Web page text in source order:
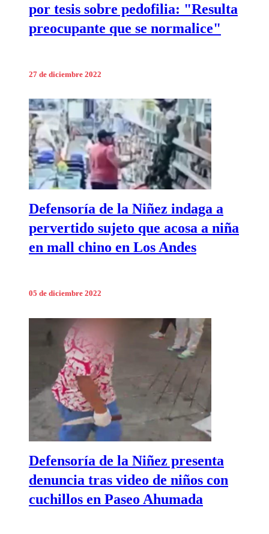
por tesis sobre pedofilia: "Resulta
preocupante que se normalice"
27 de diciembre 2022
Defensoría de la Niñez indaga a
pervertido sujeto que acosa a niña
en mall chino en Los Andes
05 de diciembre 2022
Defensoría de la Niñez presenta
denuncia tras video de niños con
cuchillos en Paseo Ahumada